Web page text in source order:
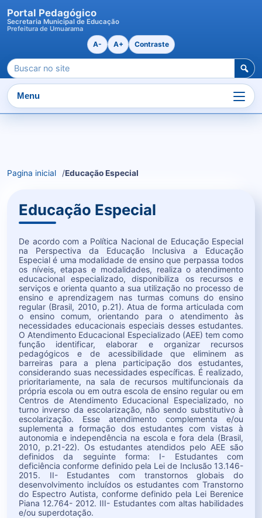
conteudo
Portal Pedagógico
Secretaria Municipal de Educação
Prefeitura de Umuarama
A- A+ Contraste
Pesquisar
por:
Menu
Pagina inicial Educação Especial
Educação Especial
De acordo com a Política Nacional de Educação Especial
na Perspectiva da Educação Inclusiva a Educação
Especial é uma modalidade de ensino que perpassa todos
os níveis, etapas e modalidades, realiza o atendimento
educacional especializado, disponibiliza os recursos e
serviços e orienta quanto a sua utilização no processo de
ensino e aprendizagem nas turmas comuns do ensino
regular (Brasil, 2010, p.21). Atua de forma articulada com
o ensino comum, orientando para o atendimento às
necessidades educacionais especiais desses estudantes.
O Atendimento Educacional Especializado (AEE) tem como
função identificar, elaborar e organizar recursos
pedagógicos e de acessibilidade que eliminem as
barreiras para a plena participação dos estudantes,
considerando suas necessidades específicas. É realizado,
prioritariamente, na sala de recursos multifuncionais da
própria escola ou em outra escola de ensino regular ou em
Centros de Atendimento Educacional Especializado, no
turno inverso da escolarização, não sendo substitutivo à
escolarização. Esse atendimento complementa e/ou
suplementa a formação dos estudantes com vistas à
autonomia e independência na escola e fora dela (Brasil,
2010, p.21-22). Os estudantes atendidos pelo AEE são
definidos da seguinte forma: I- Estudantes com
deficiência conforme definido pela Lei de Inclusão 13.146-
2015. II- Estudantes com transtornos globais do
desenvolvimento incluídos os estudantes com Transtorno
do Espectro Autista, conforme definido pela Lei Berenice
Piana 12.764- 2012. III- Estudantes com altas habilidades
e/ou superdotação.